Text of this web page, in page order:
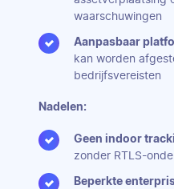
waarschuwingen
Aanpasbaar
kan worden
bedrijfsvereisten
Nadelen:
Geen indoor
zonder RTLS-
Beperkte